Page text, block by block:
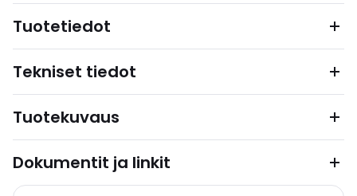
Tuotetiedot
Tekniset tiedot
Tuotekuvaus
Dokumentit ja linkit